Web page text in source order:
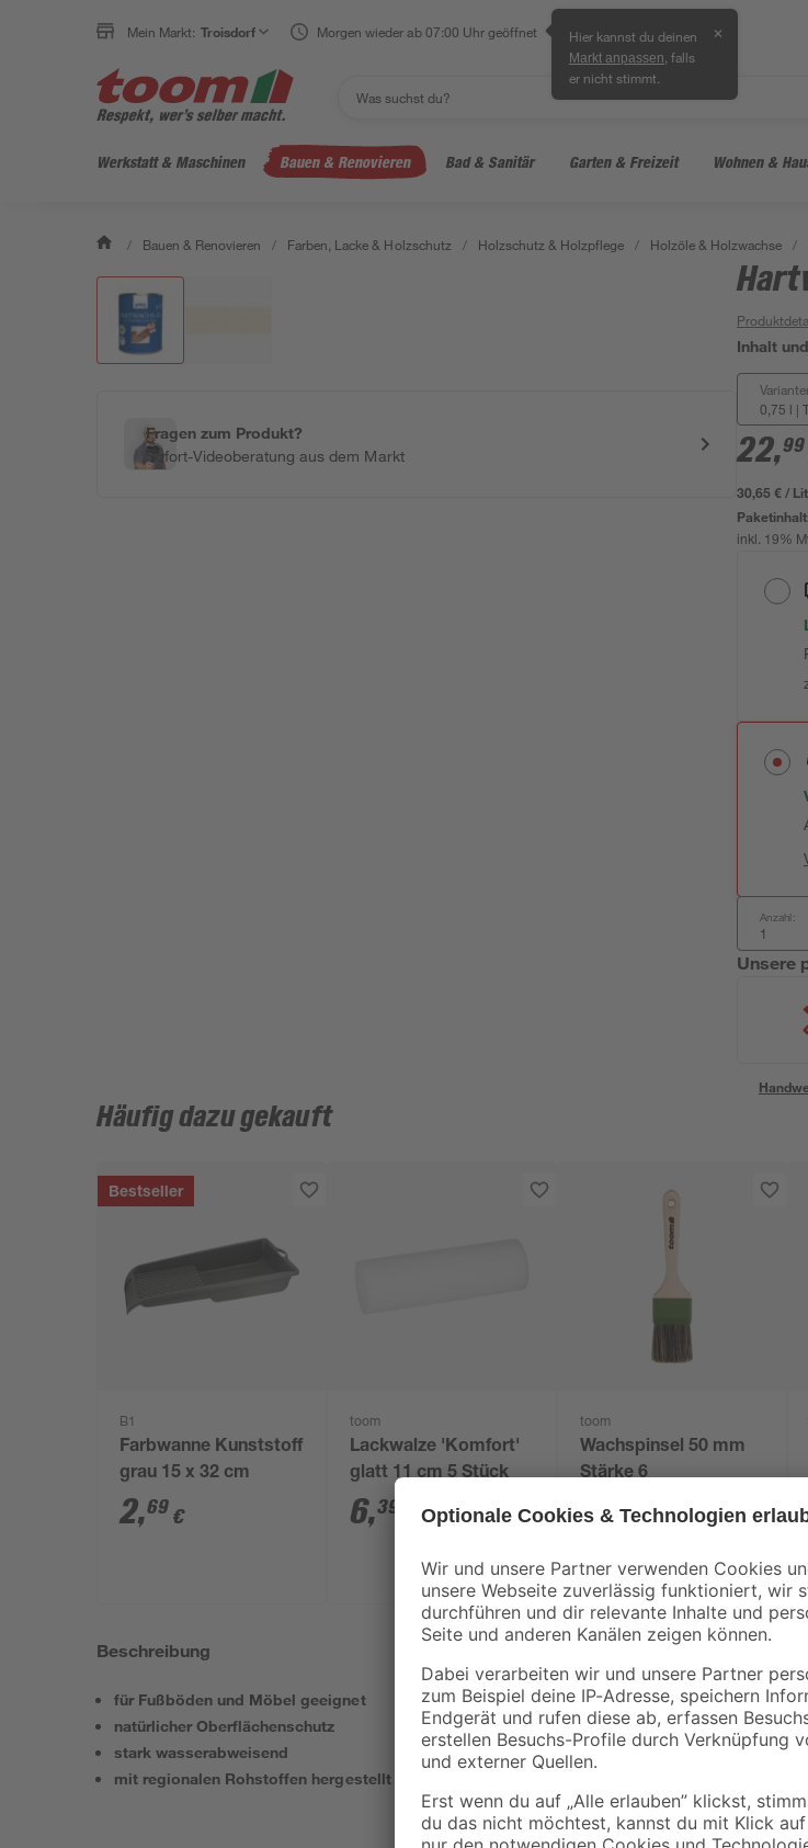
Mein Markt: Troisdorf Morgen wieder ab 07:00 Uhr geöffnet Hier kannst du deinen
Markt anpassen , falls
er nicht stimmt.
✕
Werkstatt & Maschinen Bauen & Renovieren Bad & Sanitär Garten & Freizeit Wohnen &
/ Bauen & Renovieren / Farben, Lacke & Holzschutz / Holzschutz & Holzpflege / Holzöle & Holzwachse /
Fragen zum Produkt?
Sofort-Videoberatung aus dem Markt
Inhalt
0,75 l |
22,99
30,65 € /
inkl. 19%
Anzahl:
Unsere
Häufig dazu gekauft
Bestseller
B1
Farbwanne Kunststoff
grau 15 x 32 cm
2,69 €
toom
Lackwalze 'Komfort'
glatt 11 cm 5 Stück
6,39
toom
Wachspinsel 50 mm
Stärke 6
9,79€
Beschreibung
für Fußböden und Möbel geeignet
natürlicher Oberflächenschutz
stark wasserabweisend
mit regionalen Rohstoffen hergestellt
Ein
Fall?
verpasst
genutzt